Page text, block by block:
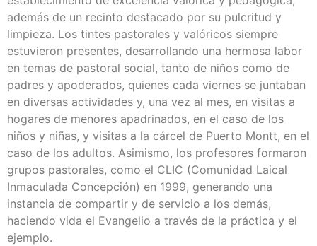
además de un recinto destacado por su pulcritud y
limpieza. Los tintes pastorales y valóricos siempre
estuvieron presentes, desarrollando una hermosa labor
en temas de pastoral social, tanto de niños como de
padres y apoderados, quienes cada viernes se juntaban
en diversas actividades y, una vez al mes, en visitas a
hogares de menores apadrinados, en el caso de los
niños y niñas, y visitas a la cárcel de Puerto Montt, en el
caso de los adultos. Asimismo, los profesores formaron
grupos pastorales, como el CLIC (Comunidad Laical
Inmaculada Concepción) en 1999, generando una
instancia de compartir y de servicio a los demás,
haciendo vida el Evangelio a través de la práctica y el
ejemplo.